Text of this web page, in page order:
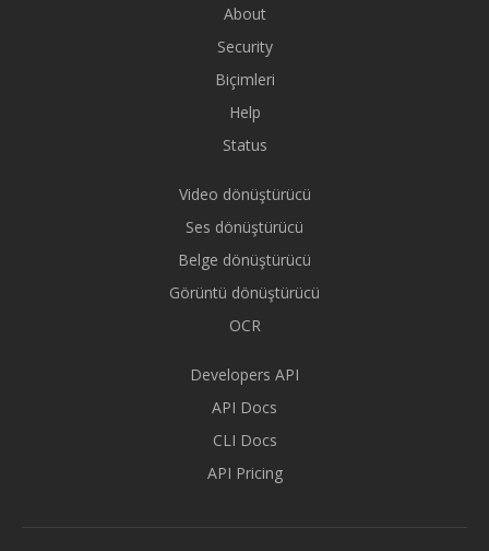
About
Security
Biçimleri
Help
Status
Video dönüştürücü
Ses dönüştürücü
Belge dönüştürücü
Görüntü dönüştürücü
OCR
Developers API
API Docs
CLI Docs
API Pricing